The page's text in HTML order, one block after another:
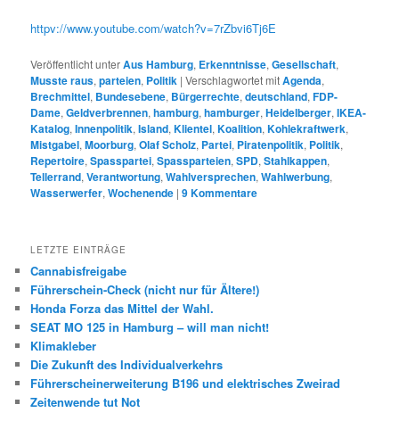
httpv://www.youtube.com/watch?v=7rZbvi6Tj6E
Veröffentlicht unterAus Hamburg, Erkenntnisse,Gesellschaft,
Musste raus,parteien, Politik |Verschlagwortet mitAgenda,
Brechmittel, Bundesebene, Bürgerrechte,deutschland,FDP-
Dame,Geldverbrennen,hamburg,hamburger,Heidelberger,IKEA-
Katalog,Innenpolitik,Island,Klientel,Koalition,Kohlekraftwerk,
Mistgabel,Moorburg,Olaf Scholz, Partei, Piratenpolitik, Politik,
Repertoire,Spasspartei,Spassparteien,SPD,Stahlkappen,
Tellerrand,Verantwortung,Wahlversprechen,Wahlwerbung,
Wasserwerfer,Wochenende |9Kommentare
LETZTE EINTRÄGE
Cannabisfreigabe
Führerschein-Check (nicht nur für Ältere!)
Honda Forza das Mittel der Wahl.
SEAT MO 125 in Hamburg – will man nicht!
Klimakleber
Die Zukunft des Individualverkehrs
Führerscheinerweiterung B196 und elektrisches Zweirad
Zeitenwende tut Not